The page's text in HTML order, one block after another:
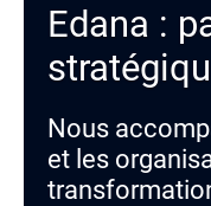
Edana :
Nous
et les